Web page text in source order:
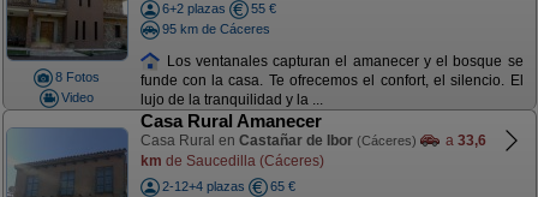
8 Fotos
Video
6+2 plazas
55 €
95 km de Cáceres
Los ventanales capturan el amanecer y el bosque se
funde con la casa. Te ofrecemos el confort, el silencio. El
lujo de la tranquilidad y la ...
Casa Rural Amanecer
Casa Rural en Castañar de Ibor (Cáceres) a 33,6
km de Saucedilla (Cáceres)
2-12+4 plazas
65 €